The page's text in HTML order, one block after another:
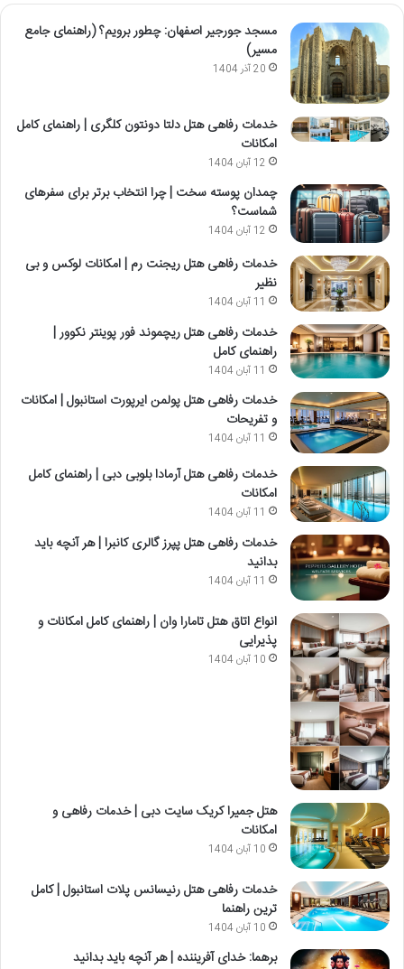
مسجد جورجیر اصفهان: چطور برویم؟ (راهنمای جامع
مسیر)
20 آذر 1404
خدمات رفاهی هتل دلتا دونتون کلگری | راهنمای کامل
امکانات
12 آبان 1404
چمدان پوسته سخت | چرا انتخاب برتر برای سفرهای
شماست؟
12 آبان 1404
خدمات رفاهی هتل ریجنت رم | امکانات لوکس و بی
نظیر
11 آبان 1404
خدمات رفاهی هتل ریچموند فور پوینتر نکوور |
راهنمای کامل
11 آبان 1404
خدمات رفاهی هتل پولمن ایرپورت استانبول | امکانات
و تفریحات
11 آبان 1404
خدمات رفاهی هتل آرمادا بلوبی دبی | راهنمای کامل
امکانات
11 آبان 1404
خدمات رفاهی هتل پپرز گالری کانبرا | هر آنچه باید
بدانید
11 آبان 1404
انواع اتاق هتل تامارا وان | راهنمای کامل امکانات و
پذیرایی
10 آبان 1404
هتل جمیرا کریک سایت دبی | خدمات رفاهی و
امکانات
10 آبان 1404
خدمات رفاهی هتل رنیسانس پلات استانبول | کامل
ترین راهنما
10 آبان 1404
برهما: خدای آفریننده | هر آنچه باید بدانید